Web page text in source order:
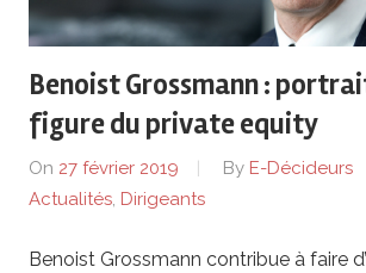
Benoist Grossmann :
figure du private equity
On 27 février 2019 By E-Décideurs
Actualités, Dirigeants
Benoist Grossmann contribue à faire